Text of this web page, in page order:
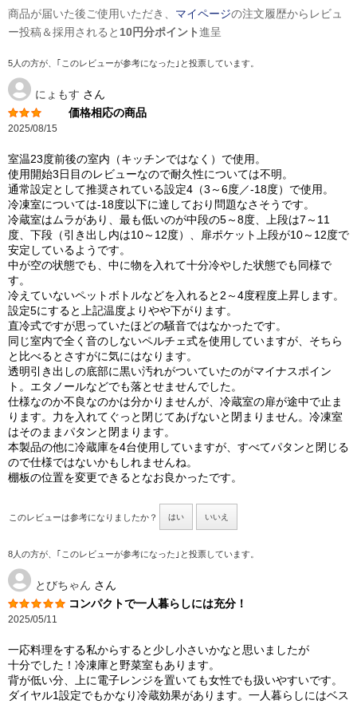
商品が届いた後ご使用いただき、 マイページの注文履歴からレビュ
ー投稿＆採用されると 10円分ポイント進呈
5人の方が、｢このレビューが参考になった｣と投票しています。
にょもす さん
価格相応の商品
2025/08/15
室温23度前後の室内（キッチンではなく）で使用。
使用開始3日目のレビューなので耐久性については不明。
通常設定として推奨されている設定4（3～6度／-18度）で使用。
冷凍室については-18度以下に達しており問題なさそうです。
冷蔵室はムラがあり、最も低いのが中段の5～8度、上段は7～11
度、下段（引き出し内は10～12度）、扉ポケット上段が10～12度で
安定しているようです。
中が空の状態でも、中に物を入れて十分冷やした状態でも同様で
す。
冷えていないペットボトルなどを入れると2～4度程度上昇します。
設定5にすると上記温度よりやや下がります。
直冷式ですが思っていたほどの騒音ではなかったです。
同じ室内で全く音のしないペルチェ式を使用していますが、そちら
と比べるとさすがに気にはなります。
透明引き出しの底部に黒い汚れがついていたのがマイナスポイン
ト。エタノールなどでも落とせませんでした。
仕様なのか不良なのかは分かりませんが、冷蔵室の扉が途中で止ま
ります。力を入れてぐっと閉じてあげないと閉まりません。冷凍室
はそのままパタンと閉まります。
本製品の他に冷蔵庫を4台使用していますが、すべてパタンと閉じる
ので仕様ではないかもしれませんね。
棚板の位置を変更できるとなお良かったです。
このレビューは参考になりましたか？ はい いいえ
8人の方が、｢このレビューが参考になった｣と投票しています。
とびちゃん さん
コンパクトで一人暮らしには充分！
2025/05/11
一応料理をする私からすると少し小さいかなと思いましたが
十分でした！冷凍庫と野菜室もあります。
背が低い分、上に電子レンジを置いても女性でも扱いやすいです。
ダイヤル1設定でもかなり冷蔵効果があります。一人暮らしにはベス